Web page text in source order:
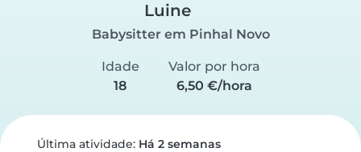
Luine
Babysitter em Pinhal Novo
Idade
18
Valor por hora
6,50 €/hora
Última atividade: Há 2 semanas